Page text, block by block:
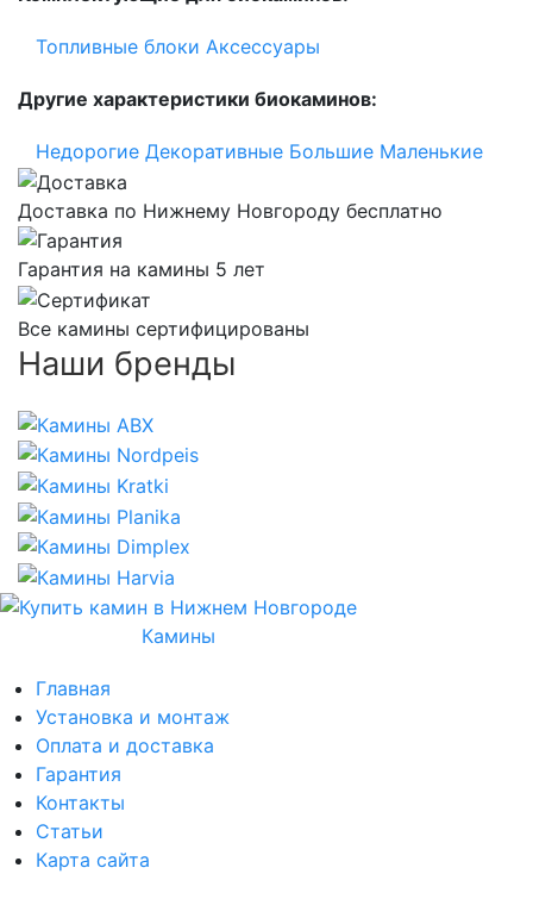
Топливные блоки Аксессуары
Другие характеристики биокаминов:
Недорогие Декоративные Большие Маленькие
Доставка по Нижнему Новгороду бесплатно
Гарантия на камины 5 лет
Все камины сертифицированы
Наши бренды
Камины
Главная
Установка и монтаж
Оплата и доставка
Гарантия
Контакты
Статьи
Карта сайта